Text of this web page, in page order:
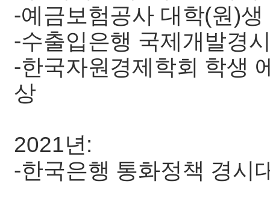
-예금보험공사 대학(원)
-수출입은행 국제개발경
-한국자원경제학회 학생
상
2021년:
-한국은행 통화정책 경시